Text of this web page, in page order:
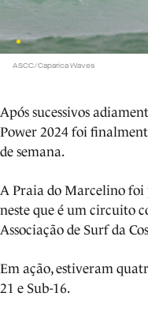
ASCC/Caparica Waves
Após sucessivos
Power 2024 foi
de semana.
A Praia do Marcelino foi
neste que é um circuito
Associação de Surf da
Em ação, estiveram
21 e Sub-16.